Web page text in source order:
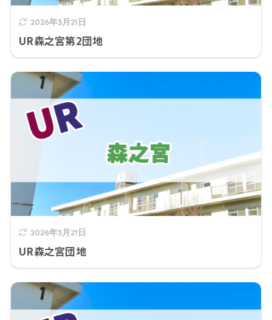
2026年3月21日
UR森之宮第2団地
2026年3月21日
UR森之宮団地